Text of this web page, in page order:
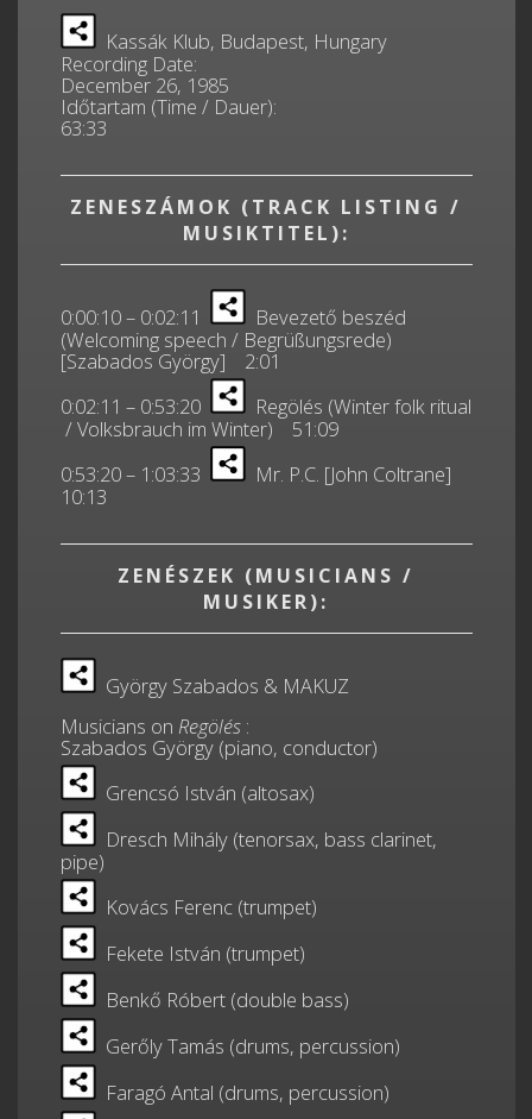
Kassák Klub, Budapest, Hungary
Recording Date:
December 26, 1985
Időtartam (Time / Dauer):
63:33
ZENESZÁMOK (TRACK LISTING /
MUSIKTITEL):
0:00:10 – 0:02:11
Bevezető beszéd
(Welcoming speech / Begrüßungsrede)
[Szabados György] 2:01
0:02:11 – 0:53:20
Regölés (Winter folk ritual
/ Volksbrauch im Winter) 51:09
0:53:20 – 1:03:33
Mr. P.C. [John Coltrane]
10:13
ZENÉSZEK (MUSICIANS /
MUSIKER):
György Szabados & MAKUZ
Musicians on Regölés:
Szabados György (piano, conductor)
Grencsó István (altosax)
Dresch Mihály (tenorsax, bass clarinet,
pipe)
Kovács Ferenc (trumpet)
Fekete István (trumpet)
Benkő Róbert (double bass)
Gerőly Tamás (drums, percussion)
Faragó Antal (drums, percussion)